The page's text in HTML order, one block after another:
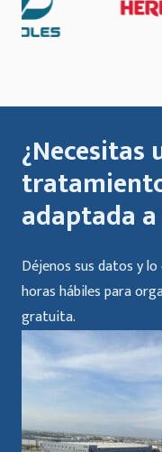
¿Necesitas
adaptada
Déjenos sus datos y
horas hábiles para
gratuita.